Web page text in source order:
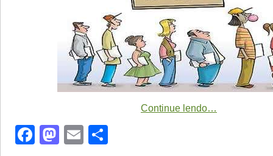
Continue lendo…
Facebook
Mastodon
Email